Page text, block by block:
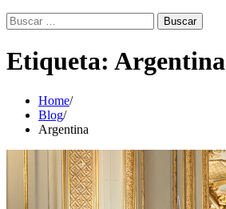
Buscar:
Etiqueta: Argentina
Home
Blog
Argentina